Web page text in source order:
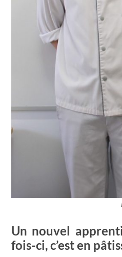
Un nouvel
fois-ci, c’est en